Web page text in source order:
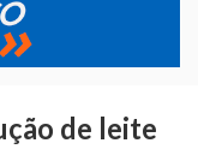
de leite